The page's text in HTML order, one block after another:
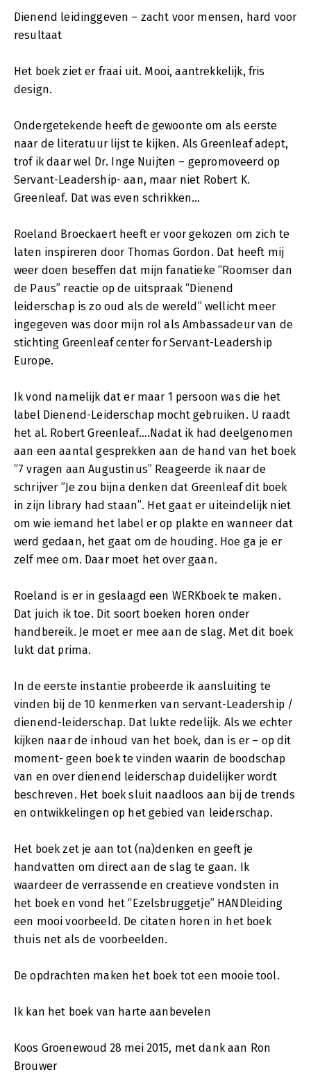
Dienend leidinggeven – zacht voor mensen, hard voor
resultaat
Het boek ziet er fraai uit. Mooi, aantrekkelijk, fris
design.
Ondergetekende heeft de gewoonte om als eerste
naar de literatuur lijst te kijken. Als Greenleaf adept,
trof ik daar wel Dr. Inge Nuijten – gepromoveerd op
Servant-Leadership- aan, maar niet Robert K.
Greenleaf. Dat was even schrikken…
Roeland Broeckaert heeft er voor gekozen om zich te
laten inspireren door Thomas Gordon. Dat heeft mij
weer doen beseffen dat mijn fanatieke “Roomser dan
de Paus” reactie op de uitspraak “Dienend
leiderschap is zo oud als de wereld” wellicht meer
ingegeven was door mijn rol als Ambassadeur van de
stichting Greenleaf center for Servant-Leadership
Europe.
Ik vond namelijk dat er maar 1 persoon was die het
label Dienend-Leiderschap mocht gebruiken. U raadt
het al. Robert Greenleaf….Nadat ik had deelgenomen
aan een aantal gesprekken aan de hand van het boek
“7 vragen aan Augustinus” Reageerde ik naar de
schrijver ”Je zou bijna denken dat Greenleaf dit boek
in zijn library had staan”. Het gaat er uiteindelijk niet
om wie iemand het label er op plakte en wanneer dat
werd gedaan, het gaat om de houding. Hoe ga je er
zelf mee om. Daar moet het over gaan.
Roeland is er in geslaagd een WERKboek te maken.
Dat juich ik toe. Dit soort boeken horen onder
handbereik. Je moet er mee aan de slag. Met dit boek
lukt dat prima.
In de eerste instantie probeerde ik aansluiting te
vinden bij de 10 kenmerken van servant-Leadership /
dienend-leiderschap. Dat lukte redelijk. Als we echter
kijken naar de inhoud van het boek, dan is er – op dit
moment- geen boek te vinden waarin de boodschap
van en over dienend leiderschap duidelijker wordt
beschreven. Het boek sluit naadloos aan bij de trends
en ontwikkelingen op het gebied van leiderschap.
Het boek zet je aan tot (na)denken en geeft je
handvatten om direct aan de slag te gaan. Ik
waardeer de verrassende en creatieve vondsten in
het boek en vond het “Ezelsbruggetje” HANDleiding
een mooi voorbeeld. De citaten horen in het boek
thuis net als de voorbeelden.
De opdrachten maken het boek tot een mooie tool.
Ik kan het boek van harte aanbevelen
Koos Groenewoud 28 mei 2015, met dank aan Ron
Brouwer